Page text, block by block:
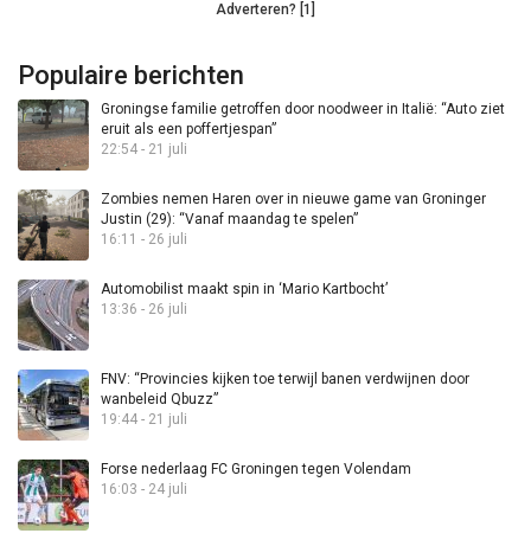
Adverteren? [1]
Populaire berichten
Groningse familie getroffen door noodweer in Italië: “Auto ziet
eruit als een poffertjespan”
22:54 - 21 juli
Zombies nemen Haren over in nieuwe game van Groninger
Justin (29): “Vanaf maandag te spelen”
16:11 - 26 juli
Automobilist maakt spin in ‘Mario Kartbocht’
13:36 - 26 juli
FNV: “Provincies kijken toe terwijl banen verdwijnen door
wanbeleid Qbuzz”
19:44 - 21 juli
Forse nederlaag FC Groningen tegen Volendam
16:03 - 24 juli